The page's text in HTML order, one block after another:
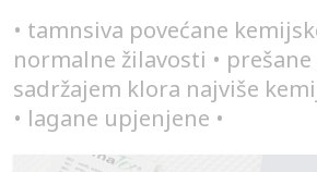
• tamnsiva povećane
normalne žilavosti • prešane
sadržajem klora najviše
• lagane upjenjene •